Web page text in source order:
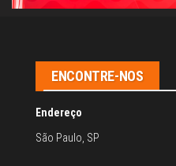
ENCONTRE-NOS
Endereço
São Paulo, SP